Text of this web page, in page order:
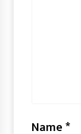
Name*